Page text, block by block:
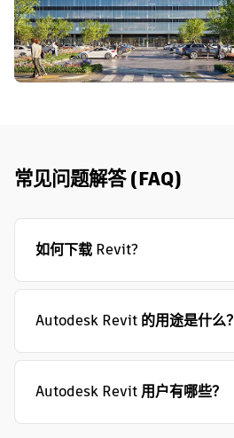
常见问题解答 (FAQ)
如何下载 Revit?
Autodesk Revit 的用途是什么？
Autodesk Revit 用户有哪些？